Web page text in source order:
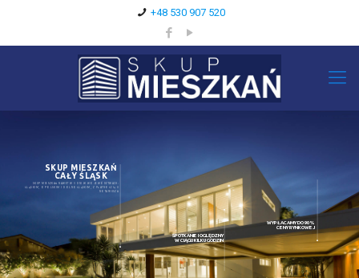
+48 530 907 520
SKUP MIESZKAŃ
CAŁY ŚLĄSK
SKUP MIESZKAŃ NAWET W 3 DNI W WOJEWÓDZTWACH:
ŚLĄSKIM, OPOLSKIM I DOLNOŚLĄSKIM, Z PŁATNOŚCIĄ U
NOTARIUSZA
SPOTKANIE I OGLĘDZNY
W CIĄGU KILKU GODZIN
WYPŁACAMY DO 90%
CENY RYNKOWEJ